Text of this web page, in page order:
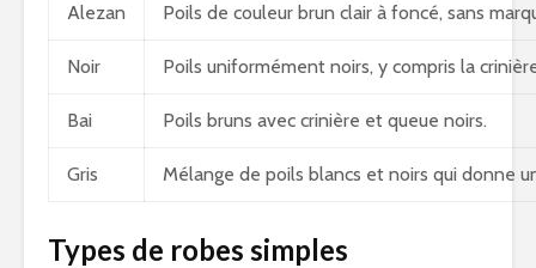
Alezan Poils de couleur brun clair à foncé, sans
Noir Poils uniformément noirs, y compris la
Bai Poils bruns avec crinière et queue noirs.
Gris Mélange de poils blancs et noirs qui donne
Types de robes simples